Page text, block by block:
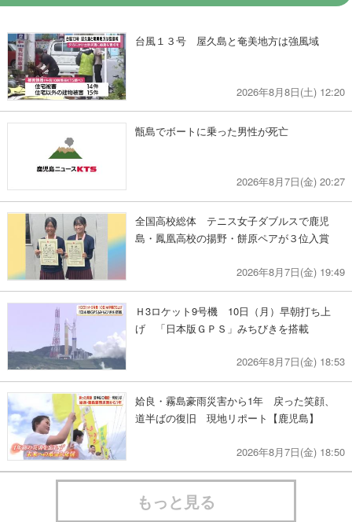
台風１３号 屋久島と奄美地方は強風域
2026年8月8日(土) 12:20
甑島でボートに乗った男性が死亡
2026年8月7日(金) 20:27
全国高校総体 テニス女子ダブルスで鹿児
島・鳳凰高校の揚野・餅原ペアが３位入賞
2026年8月7日(金) 19:49
Ｈ3ロケット9号機 10日（月）早朝打ち上
げ 「日本版ＧＰＳ」みちびきを搭載
2026年8月7日(金) 18:53
姶良・霧島豪雨災害から1年 戻った笑顔、
道半ばの復旧 現地リポート【鹿児島】
2026年8月7日(金) 18:50
もっと見る